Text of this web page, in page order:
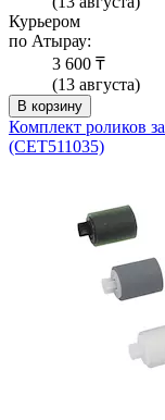
Курьером
по Атырау:
3 600 ₸
(13 августа)
В корзину
Комплект роликов
(CET511035)